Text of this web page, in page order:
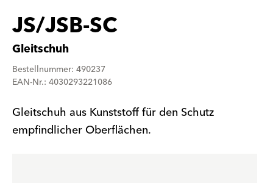
JS/JSB-SC
Gleitschuh
Bestellnummer: 490237
EAN-Nr.: 4030293221086
Gleitschuh aus Kunststoff für den Schutz
empfindlicher Oberflächen.